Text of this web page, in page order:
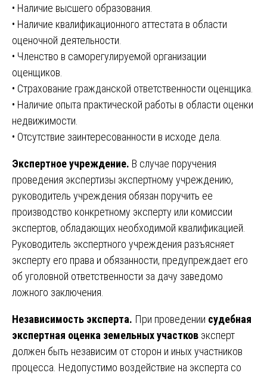
• Наличие высшего образования.
• Наличие квалификационного аттестата в области
оценочной деятельности.
• Членство в саморегулируемой организации
оценщиков.
• Страхование гражданской ответственности оценщика.
• Наличие опыта практической работы в области оценки
недвижимости.
• Отсутствие заинтересованности в исходе дела.
Экспертное учреждение. В случае поручения
проведения экспертизы экспертному учреждению,
руководитель учреждения обязан поручить ее
производство конкретному эксперту или комиссии
экспертов, обладающих необходимой квалификацией.
Руководитель экспертного учреждения разъясняет
эксперту его права и обязанности, предупреждает его
об уголовной ответственности за дачу заведомо
ложного заключения.
Независимость эксперта. При проведении судебная
экспертная оценка земельных участков эксперт
должен быть независим от сторон и иных участников
процесса. Недопустимо воздействие на эксперта со